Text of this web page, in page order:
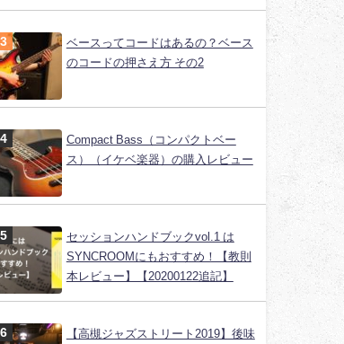
ベースってコードはあるの？ベース
のコードの押さえ方 その2
Compact Bass（コンパクトベー
ス）（イケベ楽器）の購入レビュー
セッションハンドブックvol.1 は
SYNCROOMにもおすすめ！【教則
本レビュー】【20200122追記】
【高槻ジャズストリート2019】後味